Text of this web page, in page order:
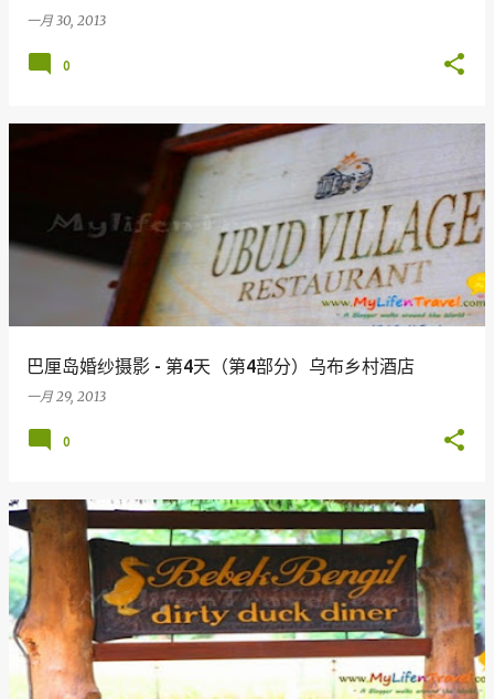
一月 30, 2013
0
巴厘岛婚纱摄影 - 第4天（第4部分）乌布乡村酒店
一月 29, 2013
0